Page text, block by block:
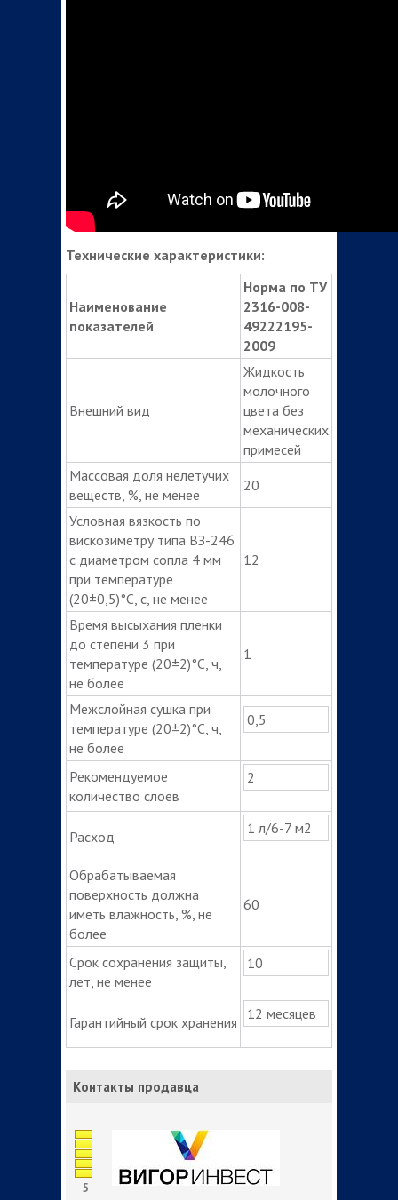
Технические характеристики:
Наименование
показателей
Норма по ТУ
2316-008-
49222195-
2009
Внешний вид
Жидкость
молочного
цвета без
механических
примесей
Массовая доля нелетучих
веществ, %, не менее
20
Условная вязкость по
вискозиметру типа ВЗ-246
с диаметром сопла 4 мм
при температуре
(20±0,5)°С, с, не менее
12
Время высыхания пленки
до степени 3 при
температуре (20±2)°С, ч,
не более
1
Межслойная сушка при
температуре (20±2)°С, ч,
не более
0,5
Рекомендуемое
количество слоев
2
Расход 1 л/6-7 м2
Обрабатываемая
поверхность должна
иметь влажность, %, не
более
60
Срок сохранения защиты,
лет, не менее
10
Гарантийный срок хранения 12 месяцев
Контакты продавца
5